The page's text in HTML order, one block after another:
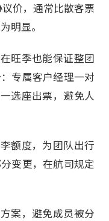
价，通常比散客票
明显。
旺季也能保证整团
专属客户经理一对
选座出票，避免人
额度，为团队出行
变更，在航司规定
案，避免成员被分